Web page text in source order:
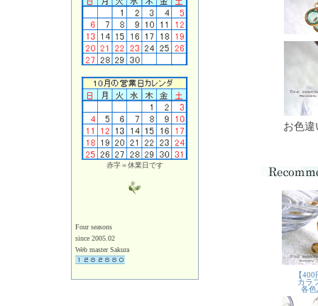
赤字＝休業日です
Four seasons
since 2005.02
Web master Sakura
お色